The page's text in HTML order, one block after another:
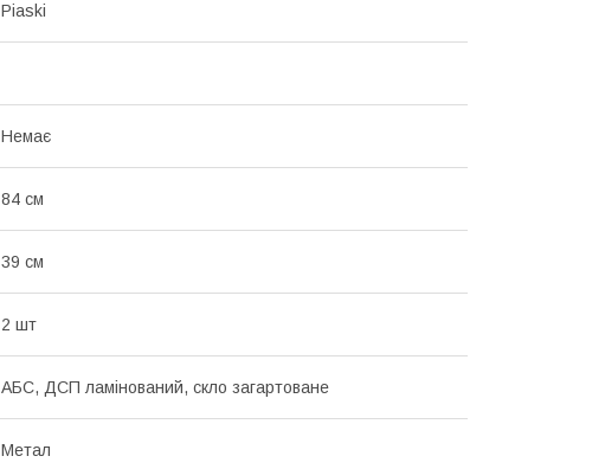
Piaski
Немає
84 см
39 см
2 шт
АБС, ДСП ламінований, скло загартоване
Метал